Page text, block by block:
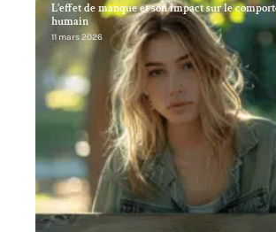
L’effet de manque et son impact sur le
humain
11 mars 2026